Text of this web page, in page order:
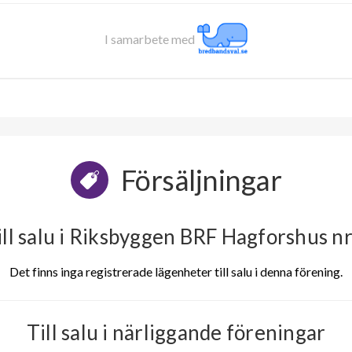
I samarbete med
Försäljningar
salu i Riksbyggen BRF Hagforshus
Det finns inga registrerade lägenheter till salu i denna förening.
Till salu i närliggande föreningar